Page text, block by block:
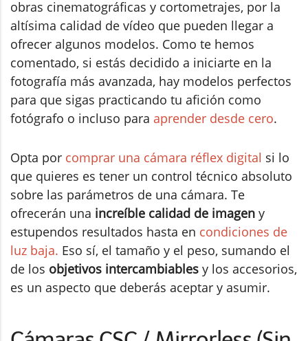
obras cinematográficas y cortometrajes, por la
altísima calidad de vídeo que pueden llegar a
ofrecer algunos modelos. Como te hemos
comentado, si estás decidido a iniciarte en la
fotografía más avanzada, hay modelos perfectos
para que sigas practicando tu afición como
fotógrafo o incluso para aprender desde cero.
Opta por comprar una cámara réflex digital si lo
que quieres es tener un control técnico absoluto
sobre las parámetros de una cámara. Te
ofrecerán una increíble calidad de imagen y
estupendos resultados hasta en condiciones de
luz baja. Eso sí, el tamaño y el peso, sumando el
de los objetivos intercambiables y los accesorios,
es un aspecto que deberás aceptar y asumir.